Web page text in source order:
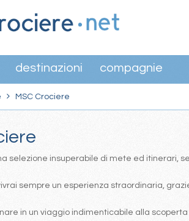
destinazioni compagnie
MSC Crociere
selezione insuperabile di mete ed itinerari,
sempre un esperienza straordinaria,
in un viaggio indimenticabile alla